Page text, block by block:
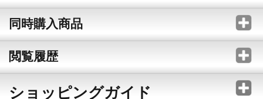
同時購入商品
閲覧履歴
ショッピングガイド